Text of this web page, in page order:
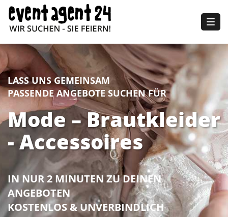
LASS UNS GEMEINSAM
PASSENDE ANGEBOTE SUCHEN FÜR
Mode – Brautkleider
- Accessoires
IN NUR 2 MINUTEN ZU DEINEN
ANGEBOTEN
KOSTENLOS & UNVERBINDLICH